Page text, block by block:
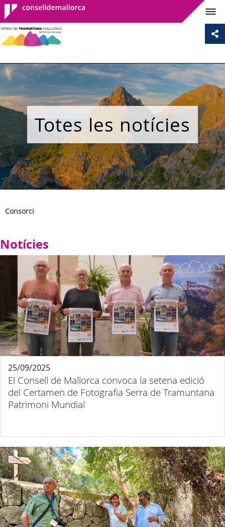
Consell de
Mallorca
Totes les notícies
Consorci
Notícies
El Consell de Mallorca convoca la setena edició
del Certamen de Fotografia Serra de Tramuntana
Patrimoni Mundial
25/09/2025